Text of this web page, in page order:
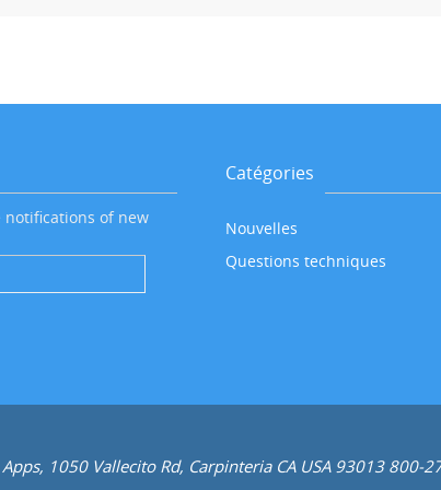
notifications of new
Catégories
Nouvelles
Questions techniques
1050 Vallecito Rd, Carpinteria CA USA 93013 800-